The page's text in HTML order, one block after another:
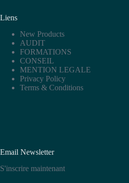
Liens
New Products
AUDIT
FORMATIONS
CONSEIL
MENTION LEGALE
Privacy Policy
Terms & Conditions
Email Newsletter
S'inscrire maintenant